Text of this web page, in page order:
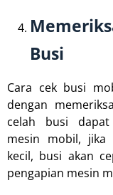
Busi
Cara cek busi
dengan
celah busi dapat
mesin mobil,
kecil, busi akan
pengapian mesin